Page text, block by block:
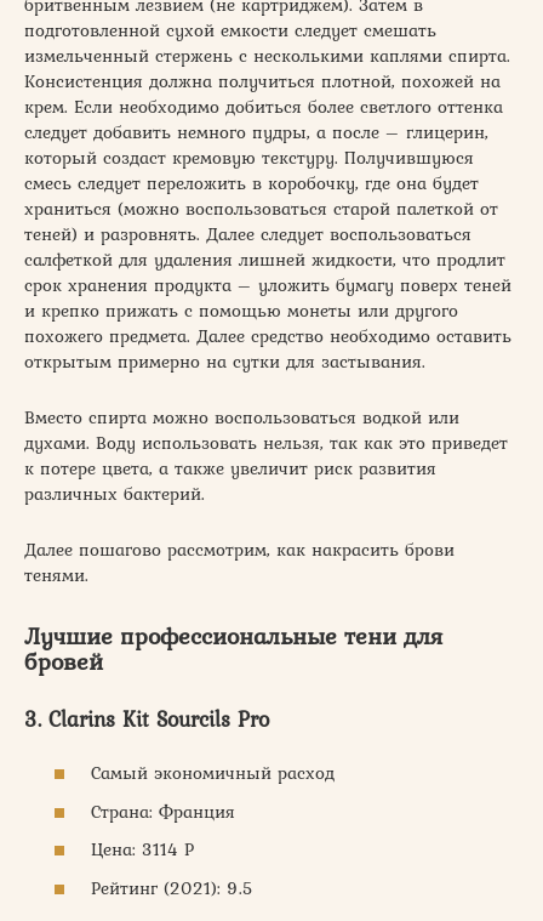
подготовленной сухой емкости следует смешать
измельченный стержень с несколькими каплями спирта.
Консистенция должна получиться плотной, похожей на
крем. Если необходимо добиться более светлого оттенка
следует добавить немного пудры, а после – глицерин,
который создаст кремовую текстуру. Получившуюся
смесь следует переложить в коробочку, где она будет
храниться (можно воспользоваться старой палеткой от
теней) и разровнять. Далее следует воспользоваться
салфеткой для удаления лишней жидкости, что продлит
срок хранения продукта – уложить бумагу поверх теней
и крепко прижать с помощью монеты или другого
похожего предмета. Далее средство необходимо оставить
открытым примерно на сутки для застывания.
Вместо спирта можно воспользоваться водкой или
духами. Воду использовать нельзя, так как это приведет
к потере цвета, а также увеличит риск развития
различных бактерий.
Далее пошагово рассмотрим, как накрасить брови
тенями.
Лучшие профессиональные тени для
бровей
3. Clarins Kit Sourcils Pro
Самый экономичный расход
Страна: Франция
Цена: 3114 Р
Рейтинг (2021): 9.5